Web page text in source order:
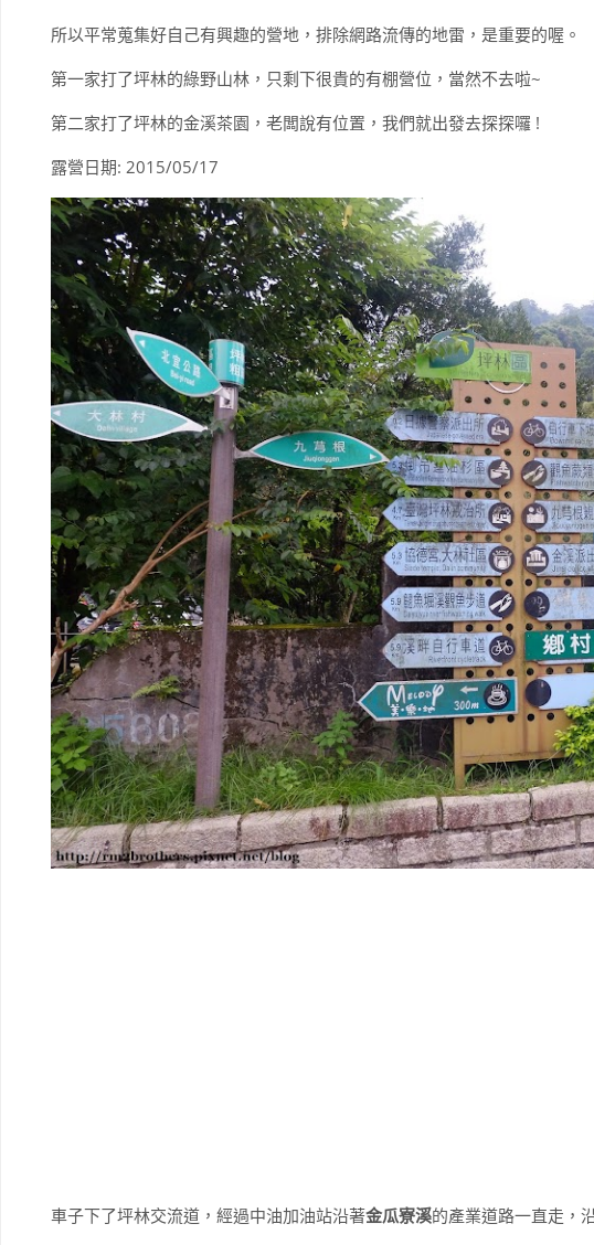
所以平常蒐集好自己有興趣的營地，排除網路流傳的地雷，是重要的喔。
第一家打了坪林的綠野山林，只剩下很貴的有棚營位，當然不去啦~
第二家打了坪林的金溪茶園，老闆說有位置，我們就出發去探探囉 !
露營日期: 2015/05/17
車子下了坪林交流道，經過中油加油站沿著金瓜寮溪的產業道路一直走，